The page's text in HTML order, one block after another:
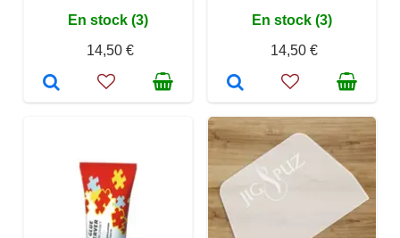
En stock (3)
14,50 €
En stock (3)
14,50 €